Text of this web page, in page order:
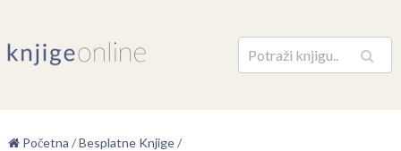
Pretraga
Početna /Besplatne Knjige/